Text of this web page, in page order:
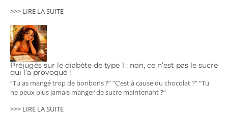
>>> LIRE LA SUITE
Préjugés sur le diabète de type 1 : non, ce n’est pas le sucre
qui l’a provoqué !
“Tu as mangé trop de bonbons ?” “C’est à cause du chocolat ?” “Tu
ne peux plus jamais manger de sucre maintenant ?”
>>> LIRE LA SUITE